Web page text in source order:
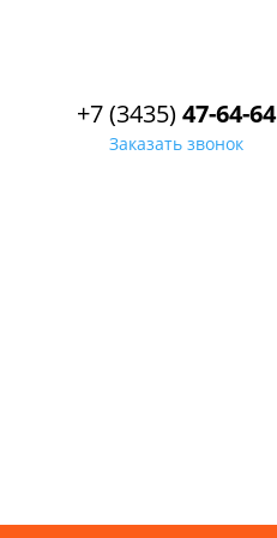
+7 (3435)47-64-64
Заказать звонок